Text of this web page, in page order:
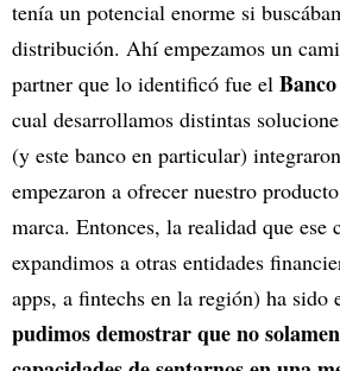
tenía un potencial enorme si
distribución. Ahí empezamos un
partner que lo identificó fue el
cual desarrollamos distintas
(y este banco en particular)
empezaron a ofrecer nuestro
marca. Entonces, la realidad que ese
expandimos a otras entidades
apps, a fintechs en la región) ha sido
pudimos demostrar que no